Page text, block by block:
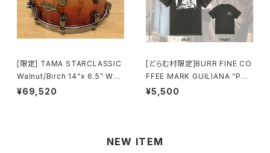
[限定] TAMA STARCLASSIC
Walnut/Birch 14“x 6.5” WBS
S65BB-VBF Vermillion Bos
¥69,520
[どらむ村限定]BURR FINE CO
FFEE MARK GUILIANA “PO
WER BEATS” TEE
¥5,500
NEW ITEM